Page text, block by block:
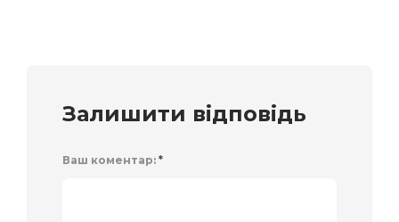
Залишити відповідь
Ваш коментар: *